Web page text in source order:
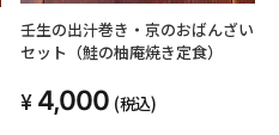
壬生の出汁巻き・京のおばんざい
セット（鮭の柚庵焼き定食）
4,000 (税込)